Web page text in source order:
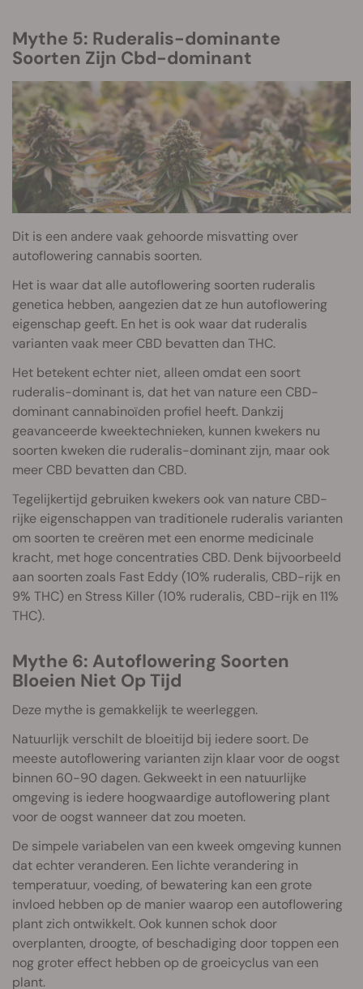
Mythe 5: Ruderalis-dominante
Soorten Zijn Cbd-dominant
Dit is een andere vaak gehoorde misvatting over
autoflowering cannabis soorten.
Het is waar dat alle autoflowering soorten ruderalis
genetica hebben, aangezien dat ze hun autoflowering
eigenschap geeft. En het is ook waar dat ruderalis
varianten vaak meer CBD bevatten dan THC.
Het betekent echter niet, alleen omdat een soort
ruderalis-dominant is, dat het van nature een CBD-
dominant cannabinoïden profiel heeft. Dankzij
geavanceerde kweektechnieken, kunnen kwekers nu
soorten kweken die ruderalis-dominant zijn, maar ook
meer CBD bevatten dan CBD.
Tegelijkertijd gebruiken kwekers ook van nature CBD-
rijke eigenschappen van traditionele ruderalis varianten
om soorten te creëren met een enorme medicinale
kracht, met hoge concentraties CBD. Denk bijvoorbeeld
aan soorten zoals Fast Eddy (10% ruderalis, CBD-rijk en
9% THC) en Stress Killer (10% ruderalis, CBD-rijk en 11%
THC).
Mythe 6: Autoflowering Soorten
Bloeien Niet Op Tijd
Deze mythe is gemakkelijk te weerleggen.
Natuurlijk verschilt de bloeitijd bij iedere soort. De
meeste autoflowering varianten zijn klaar voor de oogst
binnen 60-90 dagen. Gekweekt in een natuurlijke
omgeving is iedere hoogwaardige autoflowering plant
voor de oogst wanneer dat zou moeten.
De simpele variabelen van een kweek omgeving kunnen
dat echter veranderen. Een lichte verandering in
temperatuur, voeding, of bewatering kan een grote
invloed hebben op de manier waarop een autoflowering
plant zich ontwikkelt. Ook kunnen schok door
overplanten, droogte, of beschadiging door toppen een
nog groter effect hebben op de groeicyclus van een
plant.